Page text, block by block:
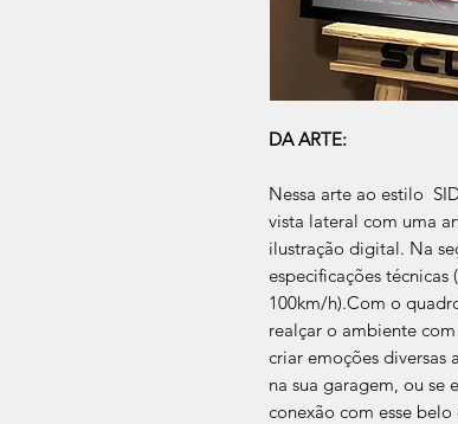
DA ARTE:
Nessa arte ao estilo
vista lateral com uma
ilustração digital. Na
especificações
100km/h).Com o
realçar o ambiente
criar emoções diversas
na sua garagem, ou se
conexão com esse